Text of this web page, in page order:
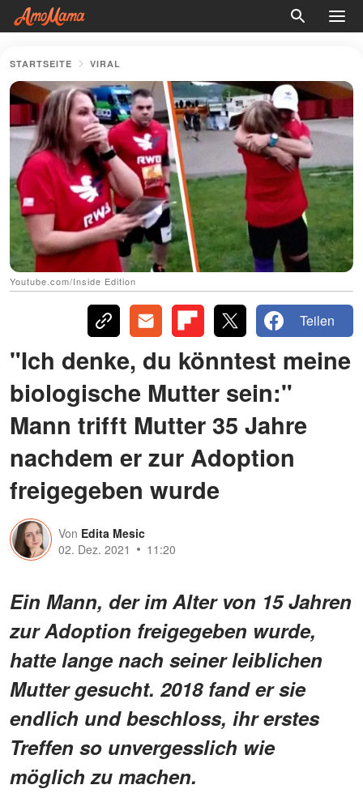
STARTSEITE VIRAL
Youtube.com/Inside Edition
Teilen
"Ich denke, du könntest meine
biologische Mutter sein:"
Mann trifft Mutter 35 Jahre
nachdem er zur Adoption
freigegeben wurde
Von Edita Mesic
02. Dez. 2021
11:20
Ein Mann, der im Alter von 15 Jahren
zur Adoption freigegeben wurde,
hatte lange nach seiner leiblichen
Mutter gesucht. 2018 fand er sie
endlich und beschloss, ihr erstes
Treffen so unvergesslich wie
möglich zu machen.